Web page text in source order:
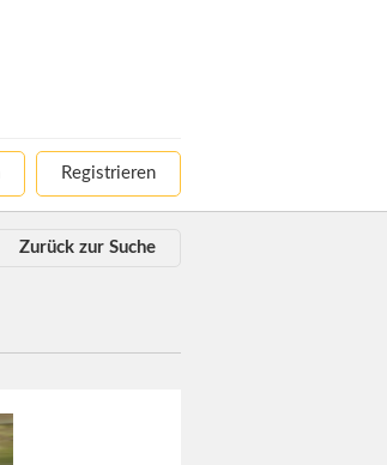
Registrieren
Zurück zur Suche